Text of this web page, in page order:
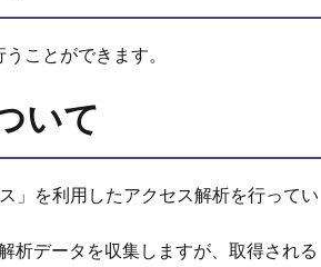
ことができます。
いて
」を利用したアクセス解析を行ってい
析データを収集しますが、取得される